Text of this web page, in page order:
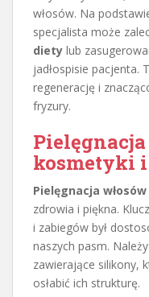
włosów. Na
specjalista może
diety lub
jadłospisie pacjenta.
regenerację i
fryzury.
kosmetyki
Pielęgnacja włosów
zdrowia i piękna.
i zabiegów był
naszych pasm.
zawierające silikony,
osłabić ich strukturę.